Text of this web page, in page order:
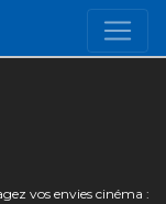
vos envies cinéma :